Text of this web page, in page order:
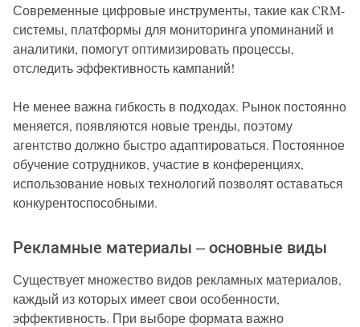
Современные цифровые инструменты, такие как CRM-
системы, платформы для мониторинга упоминаний и
аналитики, помогут оптимизировать процессы,
отследить эффективность кампаний!
Не менее важна гибкость в подходах. Рынок постоянно
меняется, появляются новые тренды, поэтому
агентство должно быстро адаптироваться. Постоянное
обучение сотрудников, участие в конференциях,
использование новых технологий позволят оставаться
конкурентоспособными.
Рекламные материалы – основные виды
Существует множество видов рекламных материалов,
каждый из которых имеет свои особенности,
эффективность. При выборе формата важно